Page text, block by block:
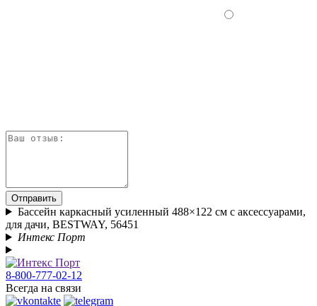
Отправить
Бассейн каркасный усиленный 488×122 см с аксессуарами,
для дачи, BESTWAY, 56451
Интекс Порт
8-800-777-02-12
Всегда на связи